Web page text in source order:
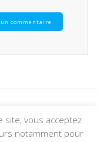
et lethème
site, vous acceptez
notamment pour